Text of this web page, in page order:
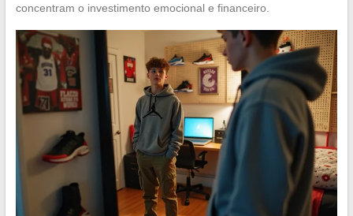
concentram o investimento emocional e financeiro.